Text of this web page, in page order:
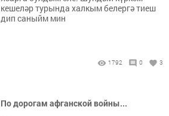
кешеләр турында халкым белергә тиеш
дип саныйм мин
1792 0 3
По дорогам афганской войны...